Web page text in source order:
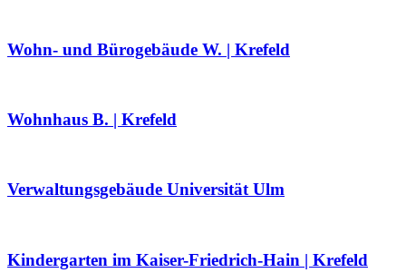
Wohn- und Bürogebäude W. | Krefeld
Wohnhaus B. | Krefeld
Verwaltungsgebäude Universität Ulm
Kindergarten im Kaiser-Friedrich-Hain | Krefeld